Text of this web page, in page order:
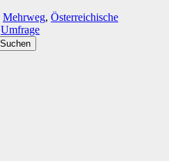
Mehrweg, Österreichische
Umfrage